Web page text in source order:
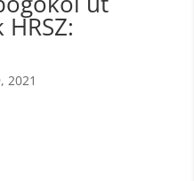
2021